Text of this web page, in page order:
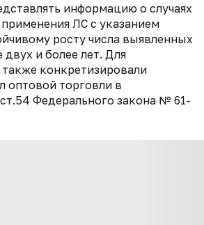
информацию о случаях
ЛС с указанием
росту числа выявленных
двух и более лет. Для
конкретизировали
оптовой торговли в
Федерального закона № 61-